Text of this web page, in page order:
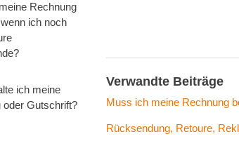
Rechnung
ich noch
ich meine
oder Gutschrift?
Verwandte Beiträge
Muss ich meine Rechnung
Rücksendung, Retoure,